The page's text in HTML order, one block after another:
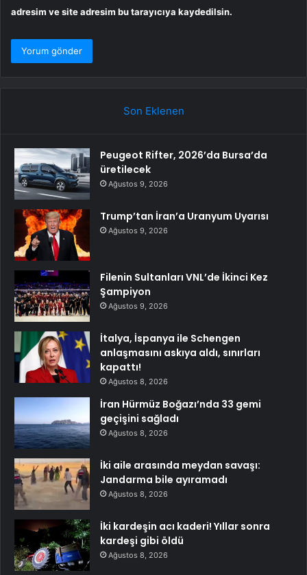
adresim ve site adresim bu tarayıcıya kaydedilsin.
Son Eklenen
Peugeot Rifter, 2026’da Bursa’da
üretilecek
Ağustos 9, 2026
Trump’tan İran’a Uranyum Uyarısı
Ağustos 9, 2026
Filenin Sultanları VNL’de İkinci Kez
Şampiyon
Ağustos 9, 2026
İtalya, İspanya ile Schengen
anlaşmasını askıya aldı, sınırları
kapattı!
Ağustos 8, 2026
İran Hürmüz Boğazı’nda 33 gemi
geçişini sağladı
Ağustos 8, 2026
İki aile arasında meydan savaşı:
Jandarma bile ayıramadı
Ağustos 8, 2026
İki kardeşin acı kaderi! Yıllar sonra
kardeşi gibi öldü
Ağustos 8, 2026